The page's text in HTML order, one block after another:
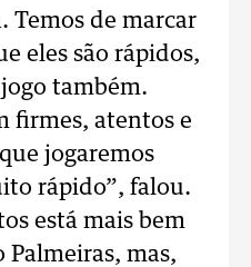
Temos de marcar
eles são rápidos,
também.
firmes, atentos e
jogaremos
rápido”, falou.
está mais bem
Palmeiras, mas,